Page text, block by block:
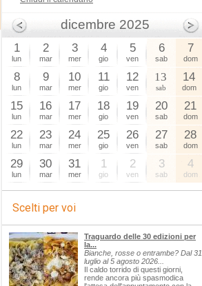
dicembre 2025
1
lun
2
mar
3
mer
4
gio
5
ven
6
sab
7
dom
8
lun
9
mar
10
mer
11
gio
12
ven
13
sab
14
dom
15
lun
16
mar
17
mer
18
gio
19
ven
20
sab
21
dom
22
lun
23
mar
24
mer
25
gio
26
ven
27
sab
28
dom
29
lun
30
mar
31
mer
1
gio
2
ven
3
sab
4
dom
Scelti per voi
Traguardo delle 30 edizioni per
la...
Bianche, rosse o entrambe? Dal 31
luglio al 5 agosto 2026...
Il caldo torrido di questi giorni,
rende ancora più spasmodica